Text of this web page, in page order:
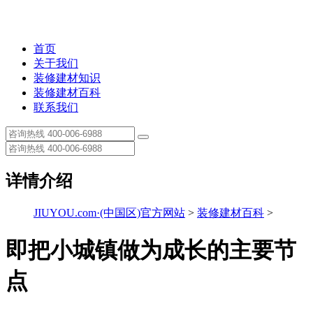
首页
关于我们
装修建材知识
装修建材百科
联系我们
详情介绍
JIUYOU.com·(中国区)官方网站 > 装修建材百科 >
即把小城镇做为成长的主要节
点